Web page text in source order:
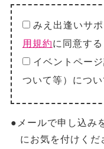
みえ出逢いサ
用規約に同意する
イベントペー
ついて等）につ
●メールで申し込み
にお気を付けくだ